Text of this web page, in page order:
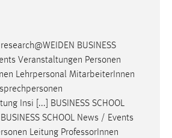
research@WEIDEN BUSINESS
Veranstaltungen Personen
Lehrpersonal MitarbeiterInnen
Insi [...] BUSINESS SCHOOL
SCHOOL News / Events
Leitung Professor Innen